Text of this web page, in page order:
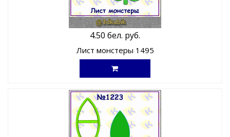
4.50 бел. руб.
Лист монстеры 1495